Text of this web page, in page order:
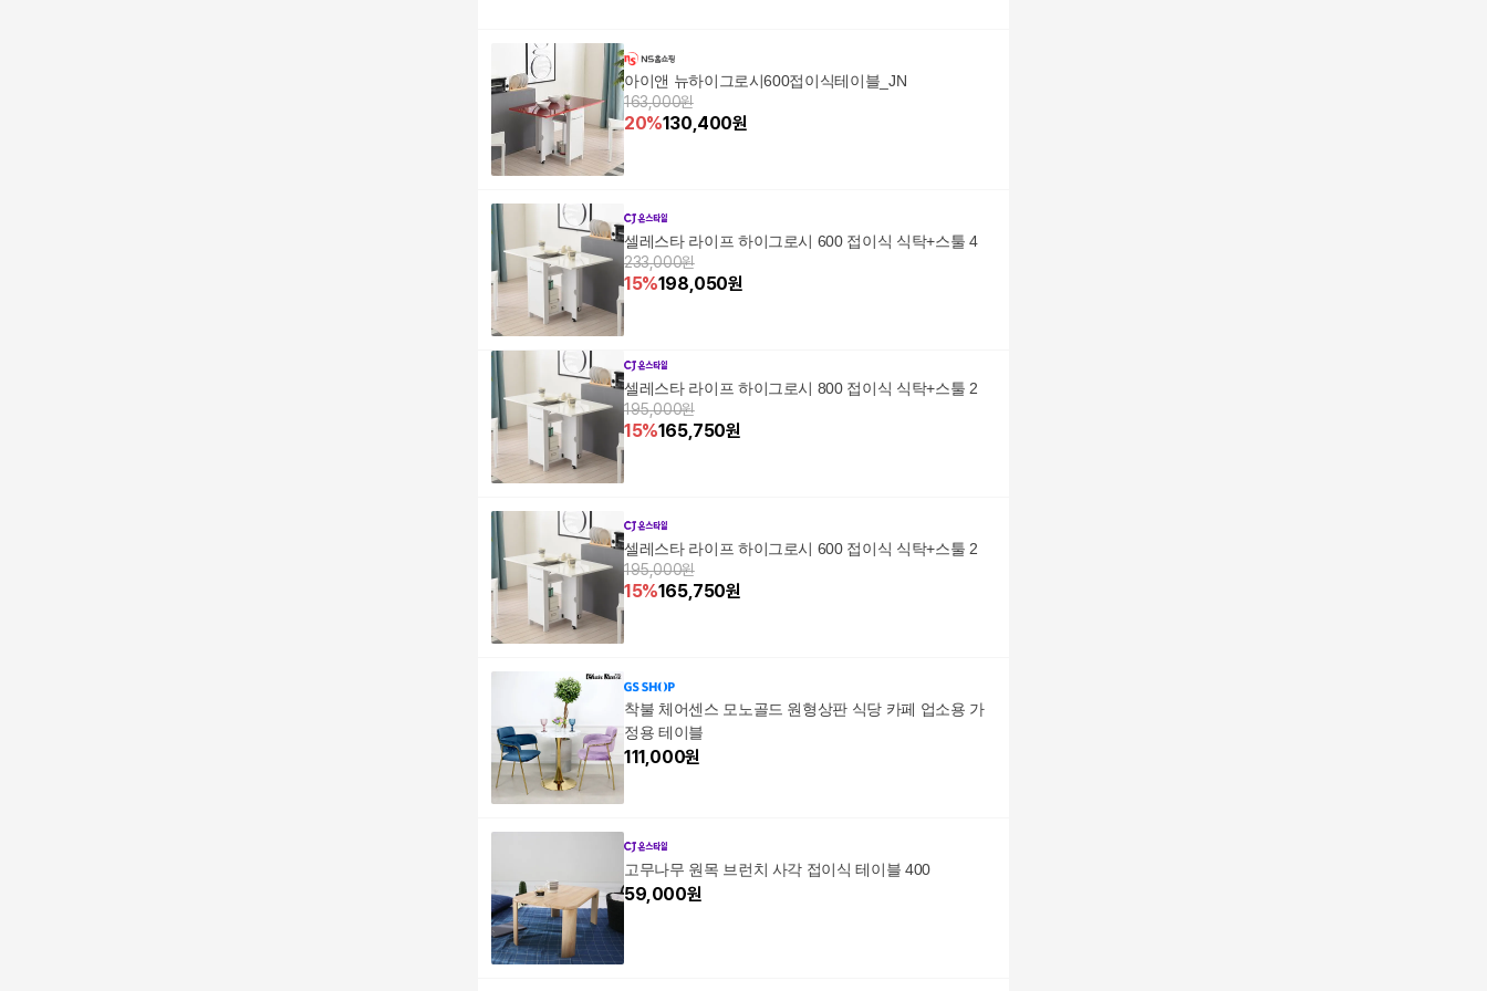
아이앤 뉴하이그로시600접이식테이블_JN
163,000원
20%130,400원
셀레스타 라이프 하이그로시 600 접이식 식탁+스툴 4
233,000원
15%198,050원
셀레스타 라이프 하이그로시 800 접이식 식탁+스툴 2
195,000원
15%165,750원
셀레스타 라이프 하이그로시 600 접이식 식탁+스툴 2
195,000원
15%165,750원
착불 체어센스 모노골드 원형상판 식당 카페 업소용 가
정용 테이블
111,000원
고무나무 원목 브런치 사각 접이식 테이블 400
59,000원